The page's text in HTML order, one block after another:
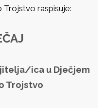
raspisuje:
ica u Dječjem
Trojstvo